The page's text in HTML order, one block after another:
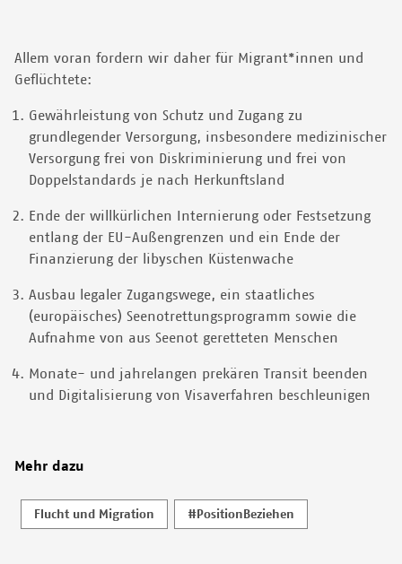
Allem voran fordern wir daher für Migrant*innen und
Geflüchtete:
Gewährleistung von Schutz und Zugang zu
grundlegender Versorgung, insbesondere medizinischer
Versorgung frei von Diskriminierung und frei von
Doppelstandards je nach Herkunftsland
Ende der willkürlichen Internierung oder Festsetzung
entlang der EU-Außengrenzen und ein Ende der
Finanzierung der libyschen Küstenwache
Ausbau legaler Zugangswege, ein staatliches
(europäisches) Seenotrettungsprogramm sowie die
Aufnahme von aus Seenot geretteten Menschen
Monate- und jahrelangen prekären Transit beenden
und Digitalisierung von Visaverfahren beschleunigen
Mehr dazu
Flucht und Migration #PositionBeziehen